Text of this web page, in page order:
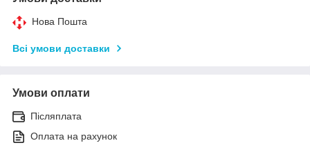
Нова Пошта
Всі умови доставки
Умови оплати
Післяплата
Оплата на рахунок